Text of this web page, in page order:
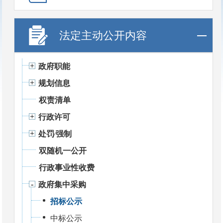
法定主动公开内容
政府职能
规划信息
权责清单
行政许可
处罚⁄强制
双随机一公开
行政事业性收费
政府集中采购
招标公示
中标公示